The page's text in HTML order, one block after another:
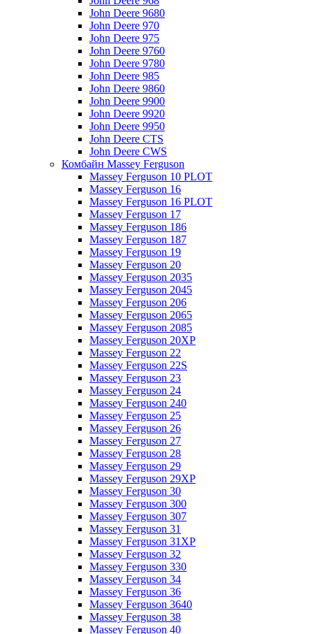
John Deere 9680
John Deere 970
John Deere 975
John Deere 9760
John Deere 9780
John Deere 985
John Deere 9860
John Deere 9900
John Deere 9920
John Deere 9950
John Deere CTS
John Deere CWS
Комбайн Massey Ferguson
Massey Ferguson 10 PLOT
Massey Ferguson 16
Massey Ferguson 16 PLOT
Massey Ferguson 17
Massey Ferguson 186
Massey Ferguson 187
Massey Ferguson 19
Massey Ferguson 20
Massey Ferguson 2035
Massey Ferguson 2045
Massey Ferguson 206
Massey Ferguson 2065
Massey Ferguson 2085
Massey Ferguson 20XP
Massey Ferguson 22
Massey Ferguson 22S
Massey Ferguson 23
Massey Ferguson 24
Massey Ferguson 240
Massey Ferguson 25
Massey Ferguson 26
Massey Ferguson 27
Massey Ferguson 28
Massey Ferguson 29
Massey Ferguson 29XP
Massey Ferguson 30
Massey Ferguson 300
Massey Ferguson 307
Massey Ferguson 31
Massey Ferguson 31XP
Massey Ferguson 32
Massey Ferguson 330
Massey Ferguson 34
Massey Ferguson 36
Massey Ferguson 3640
Massey Ferguson 38
Massey Ferguson 40